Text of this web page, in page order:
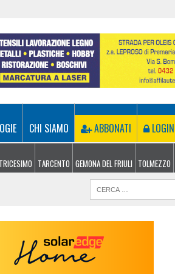
CHI SIAMO ABBONATI LOGIN
TRICESIMO TARCENTO GEMONA DEL FRIULI TOLMEZZO